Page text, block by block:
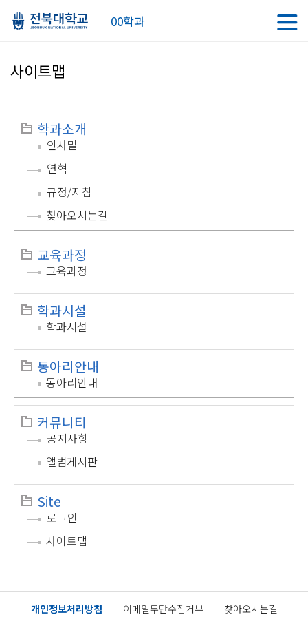
00학과
사이트맵
학과소개
인사말
연혁
규정/지침
찾아오시는길
교육과정
교육과정
학과시설
학과시설
동아리안내
동아리안내
커뮤니티
공지사항
앨범게시판
Site
로그인
사이트맵
개인정보처리방침 이메일무단수집거부 찾아오시는길